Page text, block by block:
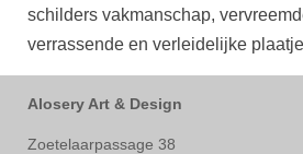
schilders vakmanschap,
verrassende en verleidelijke
Alosery Art & Design
Zoetelaarpassage 38